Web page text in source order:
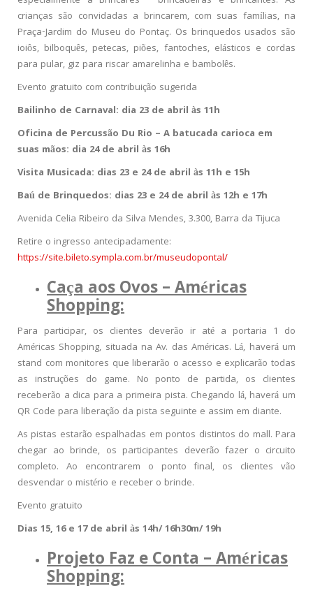
crianças são convidadas a brincarem, com suas famílias, na
Praça-Jardim do Museu do Pontaç. Os brinquedos usados são
ioiôs, bilboquês, petecas, piões, fantoches, elásticos e cordas
para pular, giz para riscar amarelinha e bambolês.
Evento gratuito com contribuição sugerida
Bailinho de Carnaval: dia 23 de abril às 11h
Oficina de Percussão Du Rio – A batucada carioca em
suas mãos: dia 24 de abril às 16h
Visita Musicada: dias 23 e 24 de abril às 11h e 15h
Baú de Brinquedos: dias 23 e 24 de abril às 12h e 17h
Avenida Celia Ribeiro da Silva Mendes, 3.300, Barra da Tijuca
Retire o ingresso antecipadamente:
https://site.bileto.sympla.com.br/museudopontal/
Caça aos Ovos – Américas
Shopping:
Para participar, os clientes deverão ir até a portaria 1 do
Américas Shopping, situada na Av. das Américas. Lá, haverá um
stand com monitores que liberarão o acesso e explicarão todas
as instruções do game. No ponto de partida, os clientes
receberão a dica para a primeira pista. Chegando lá, haverá um
QR Code para liberação da pista seguinte e assim em diante.
As pistas estarão espalhadas em pontos distintos do mall. Para
chegar ao brinde, os participantes deverão fazer o circuito
completo. Ao encontrarem o ponto final, os clientes vão
desvendar o mistério e receber o brinde.
Evento gratuito
Dias 15, 16 e 17 de abril às 14h/ 16h30m/ 19h
Projeto Faz e Conta – Américas
Shopping: